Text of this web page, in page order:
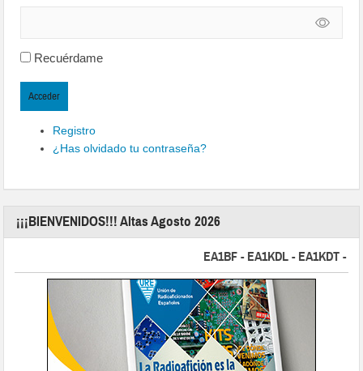
Recuérdame
Acceder
Registro
¿Has olvidado tu contraseña?
¡¡¡BIENVENIDOS!!! Altas Agosto 2026
EA1BF - EA1KDL - EA1KDT -